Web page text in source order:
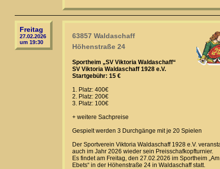
Freitag
27.02.2026
um 19:30
63857 Waldaschaff
Höhenstraße 24
Sportheim „SV Viktoria Waldaschaff“
SV Viktoria Waldaschaff 1928 e.V.
Startgebühr: 15 €
1. Platz: 400€
2. Platz: 200€
3. Platz: 100€
+ weitere Sachpreise
Gespielt werden 3 Durchgänge mit je 20 Spielen
Der Sportverein Viktoria Waldaschaff 1928 e.V.
auch im Jahr 2026 wieder sein Preisschafkopfturnier.
Es findet am Freitag, den 27.02.2026 im Sportheim „Am
Ebets“ in der Höhenstraße 24 in Waldaschaff statt.